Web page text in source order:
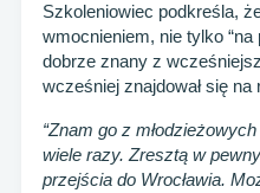
Szkoleniowiec podkreśla,
wmocnieniem, nie tylko
dobrze znany z
wcześniej znajdował się
“Znam go z
wiele razy. Zresztą w
przejścia do Wrocławia.